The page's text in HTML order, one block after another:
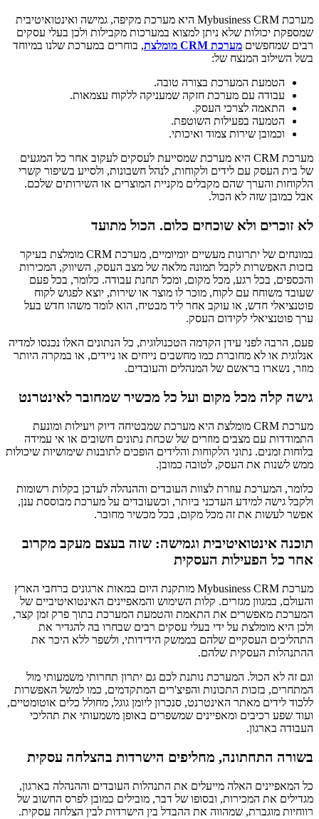
מערכת Mybusiness CRM היא מערכת מקיפה, גמישה ואינטואיטיבית
שמספקת יכולות שלא ניתן למצוא במערכות מקבילות ולכן בעלי עסקים
רבים שמחפשים מערכת CRM מומלצת
, בוחרים במערכת שלנו במיוחד
בשל השילוב המנצח של:
הטמעת המערכת בצורה טובה.
עבודה עם מערכת חזקה שמעניקה ללקוח עצמאות.
התאמה לצרכי העסק.
הטמעה בפעילות השוטפת.
וכמובן שירות צמוד ואיכותי.
מערכת CRM היא מערכת שמסייעת לעסקים לעקוב אחר כל המגעים
של בית העסק עם לידים ולקוחות, לנהל חשבונות, ולסייע בשיפור קשרי
הלקוחות והערך שהם מקבלים מקניית המוצרים או השירותים שלכם.
אבל כמובן שזה לא הכול.
לא זוכרים ולא שוכחים כלום. הכול מתועד
במונחים של יתרונות מעשיים יומיומיים, מערכת CRM מומלצת בעיקר
בזכות האפשרות לקבל תמונה מלאה של מצב העסק, השיווק, המכירות
והכספים, בכל רגע, מכל מקום, ומכל תחנת עבודה. כלומר, בכל פעם
שעובד משוחח עם לקוח, מוכר לו מוצר או שירות, יוצא לפגוש לקוח
פוטנציאלי חדש, או עוקב אחר ליד מבטיח, הוא לומד משהו חדש בעל
ערך פוטנציאלי לקידום העסק.
פעם, הרבה לפני עידן הקדמה הטכנולוגית, כל הנתונים האלו נכנסו למדיה
אנלוגית או לא מחוברת כמו מחשבים נייחים או ניידים, או במקרה היותר
מוזר, נשארו בראשם של המנהלים והעובדים.
גישה קלה מכל מקום ועל כל מכשיר שמחובר לאינטרנט
מערכת CRM מומלצת היא מערכת שמבטיחה דיוק ויעילות ומונעת
התמודדות עם מצבים מוזרים של שכחת נתונים חשובים או אי עמידה
בלוחות זמנים. נתוני הלקוחות והלידים הופכים לתובנות שימושיות שיכולות
ממש לשנות את העסק, לטובה כמובן.
כלומר, המערכת עוזרת לצוות העובדים וההנהלה לעדכן בקלות רשומות
ולקבל גישה למידע העדכני ביותר, וכשעובדים על מערכת מבוססת ענן,
אפשר לעשות את זה מכל מקום, בכל מכשיר מחובר.
תוכנה אינטואיטיבית וגמישה: שזה בעצם מעקב מקרוב
אחר כל הפעילות העסקית
מערכת Mybusiness CRM מותקנת היום במאות ארגונים ברחבי הארץ
והעולם, במגוון מגזרים. קלות השימוש והמאפיינים האינטואיטיביים של
המערכת מאפשרים את התאמת והטמעת המערכת בתוך פרק זמן קצר,
ולכן היא מומלצת על ידי בעלי עסקים רבים שבחרו בה להגדיר את
התהליכים העסקיים שלהם בממשק הידידותי, ולשפר ללא היכר את
ההתנהלות העסקית שלהם.
וגם זה לא הכול. המערכת נותנת לכם גם יתרון תחרותי משמעותי מול
המתחרים, בזכות התכונות והפיצ'רים המתקדמים, כמו למשל האפשרות
ללכוד לידים מאתר האינטרנט, סנכרון ליומן גוגל, מחולל כלים אוטומטיים,
ועוד שפע רכיבים ומאפיינים שמשפרים באופן משמעותי את תהליכי
העבודה בארגון.
בשורה התחתונה, מחליפים הישרדות בהצלחה עסקית
כל המאפיינים האלה מייעלים את התנהלות העובדים וההנהלה בארגון,
מגדילים את המכירות, ובסופו של דבר, מובילים כמובן לפרס החשוב של
רווחיות מוגברת, שמהווה את ההבדל בין הישרדות לבין הצלחה עסקית.